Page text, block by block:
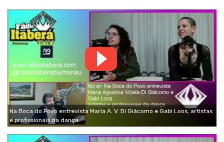
Na Boca do Povo entrevista Maria A. V. Di Giácomo e Gabi Loos, artistas
e profissionais da dança.